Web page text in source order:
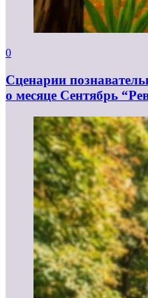
0
Сценарии
о месяце Сентябрь